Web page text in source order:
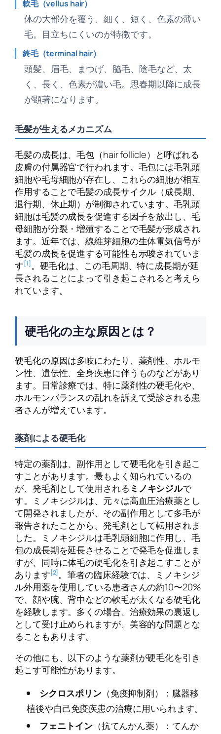
軟毛（vellus hair）
体の大部分を覆う、細く、短く、色素の薄い
毛。目立ちにくいのが特徴です。
終毛（terminal hair）
頭髪、眉毛、まつげ、脇毛、陰毛など、太
く、長く、色素が濃い毛。思春期以降に成長
が顕著になります。
毛髪が生えるメカニズム
毛髪の成長は、毛包（hair follicle）と呼ばれる
皮膚の付属器官で行われます。毛包には毛乳頭
細胞や毛母細胞が存在し、これらの細胞が相互
作用することで毛髪の成長サイクル（成長期、
退行期、休止期）が制御されています。毛乳頭
細胞は毛髪の成長を促進する因子を放出し、毛
母細胞が分裂・増殖することで毛髪が形成され
ます。近年では、線維芽細胞の生体電気信号が
毛髪の成長を促進する可能性も示唆されていま
す[1]。硬毛化は、この毛周期、特に成長期が延
長されることによって引き起こされると考えら
れています。
硬毛化の主な原因とは？
硬毛化の原因は多岐にわたり、薬剤性、ホルモ
ン性、遺伝性、全身疾患に伴うものなどがあり
ます。日常診療では、特に薬剤性の硬毛化や、
ホルモンバランスの乱れを訴えて受診される患
者さんが増えています。
薬剤による硬毛化
特定の薬剤は、副作用として硬毛化を引き起こ
すことがあります。最もよく知られているの
が、発毛剤として使用される ミノキシジルで
す。ミノキシジルは、元々は高血圧治療薬とし
て開発されましたが、その副作用として多毛が
報告されたことから、発毛剤として転用されま
した。ミノキシジルは毛乳頭細胞に作用し、毛
包の成長期を延長させることで発毛を促進しま
すが、同時に体毛の硬毛化を引き起こすことが
あります[2]。筆者の臨床経験では、ミノキシジ
ル外用薬を使用している患者さんの約10〜20%
で、顔や腕、背中などの軟毛が太くなる硬毛化
を経験します。多くの場合、治療効果の裏返し
として受け止められますが、美容的な問題とな
ることもあります。
その他にも、以下のような薬剤が硬毛化を引き
起こす可能性があります。
シクロスポリン（免疫抑制剤）：臓器移
植後や自己免疫疾患の治療に用いられます。
フェニトイン（抗てんかん薬）：てんか